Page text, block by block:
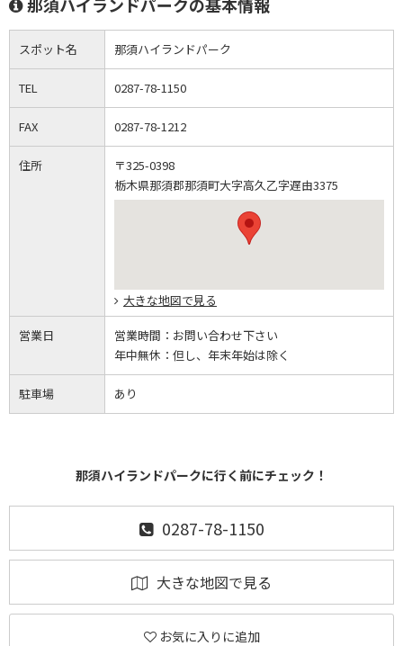
スポット名 那須ハイランドパーク
TEL 0287-78-1150
FAX 0287-78-1212
住所
〒325-0398
栃木県那須郡那須町大字高久乙字遅由3375
大きな地図で見る
営業日 営業時間： お問い合わせ下さい
年中無休： 但し、年末年始は除く
駐車場 あり
那須ハイランドパークに行く前にチェック！
0287-78-1150
大きな地図で見る
お気に入りに追加